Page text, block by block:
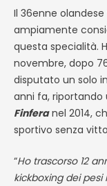
Il 36enne
ampiamente
questa specialità.
novembre, dopo
disputato un solo
anni fa, riportando
Finferanel 2014,
sportivo senza
“Ho trascorso 12
kickboxing dei